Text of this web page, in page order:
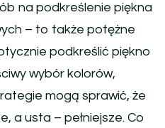
na podkreślenie piękna
– to także potężne
podkreślić piękno
wybór kolorów,
mogą sprawić, że
a usta – pełniejsze. Co